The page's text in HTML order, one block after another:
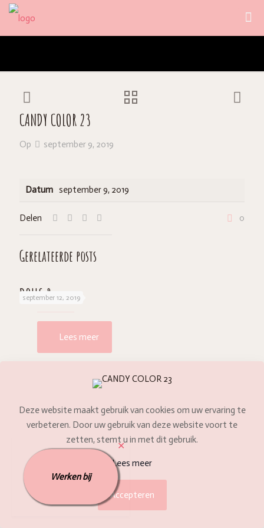
CANDY COLOR 23
Op september 9, 2019
Datum september 9, 2019
Delen 0
Gerelateerde posts
september 12, 2019
DOLLS 8
Lees meer
Lees meer
september 9, 2019
CANDY COLOR 9 ✕
Werken bij
Deze website maakt gebruik van cookies om uw ervaring te
verbeteren. Door uw gebruik van deze website voort te
zetten, stemt u in met dit gebruik.
Lees meer
Accepteren